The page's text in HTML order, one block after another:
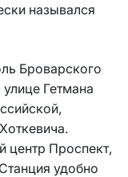
назывался
Броварского
Гетмана
центр Проспект,
удобно